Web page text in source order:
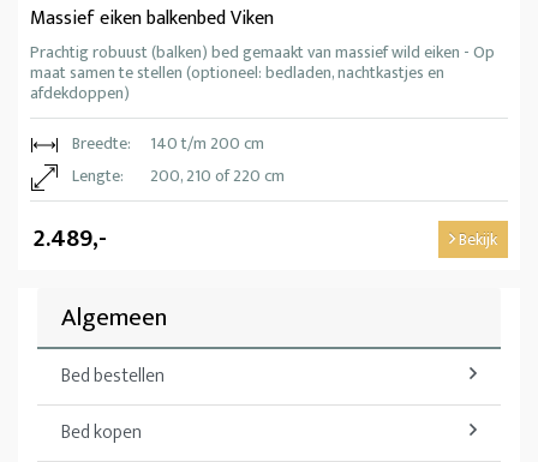
Massief eiken balkenbed Viken
Prachtig robuust (balken) bed gemaakt van massief wild eiken - Op
maat samen te stellen (optioneel: bedladen, nachtkastjes en
afdekdoppen)
Breedte:
140 t/m 200 cm
Lengte:
200, 210 of 220 cm
2.489,- Bekijk
Algemeen
Bed bestellen
Bed kopen